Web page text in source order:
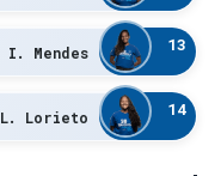
I. Mendes 13
L. Lorieto 14